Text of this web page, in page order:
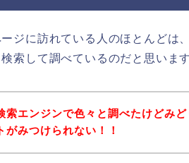
ジに訪れている人のほとんどは
索して調べているのだと思いま
索エンジンで色々と調べたけどみ
がみつけられない！！